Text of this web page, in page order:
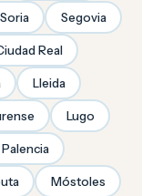
Soria Segovia
Real
Lleida
Lugo
Palencia
Móstoles